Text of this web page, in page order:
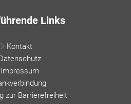
Links
Kontakt
Impressum
zur Barrierefreiheit